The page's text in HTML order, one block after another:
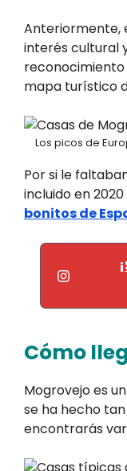
Anteriormente,
interés cultural
reconocimiento
mapa turístico
Los picos de
Por si le
incluido en
bonitos de
Cómo
Mogrovejo es
se ha hecho
encontrarás